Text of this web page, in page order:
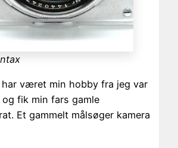
været min hobby fra jeg var
fik min fars gamle
Et gammelt målsøger kamera